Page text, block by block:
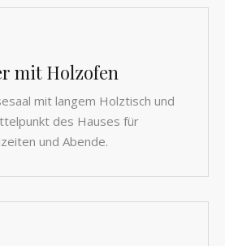
mit Holzofen
mit langem Holztisch und
des Hauses für
und Abende.